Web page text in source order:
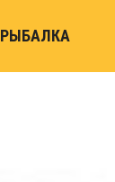
РЫБАЛКА